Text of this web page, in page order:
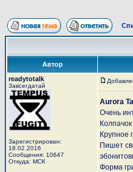
Автор
readytotalk
Завсегдатай
Зарегистрирован:
18.02.2016
Сообщения: 10647
Откуда: МСК
Aurora
Очень
Крупное
Пишет
Форма